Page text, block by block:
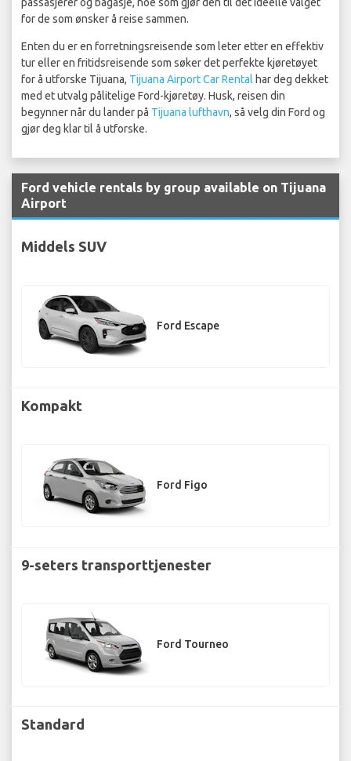
for de som ønsker å reise sammen.
Enten du er en forretningsreisende som leter etter en effektiv
tur eller en fritidsreisende som søker det perfekte kjøretøyet
for å utforske Tijuana, Tijuana Airport Car Rental har deg dekket
med et utvalg pålitelige Ford-kjøretøy. Husk, reisen din
begynner når du lander på Tijuana lufthavn, så velg din Ford og
gjør deg klar til å utforske.
Ford vehicle rentals by group available on Tijuana
Airport
Middels SUV
Ford Escape
Kompakt
Ford Figo
9-seters transporttjenester
Ford Tourneo
Standard